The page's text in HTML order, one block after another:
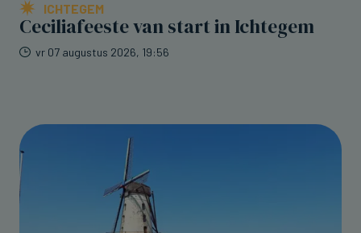
ICHTEGEM
Ceciliafeeste van start in Ichtegem
vr 07 augustus 2026, 19:56